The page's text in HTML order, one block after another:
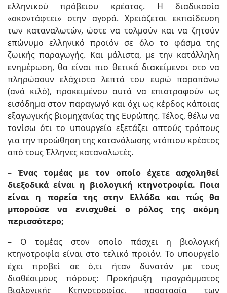
ελληνικού πρόβειου κρέατος. Η διαδικασία
«σκοντάφτει» στην αγορά. Χρειάζεται εκπαίδευση
των καταναλωτών, ώστε να τολμούν και να ζητούν
επώνυμο ελληνικό προϊόν σε όλο το φάσμα της
ζωικής παραγωγής. Και μάλιστα, με την κατάλληλη
ενημέρωση, θα είναι πιο θετικά διακείμενοι στο να
πληρώσουν ελάχιστα λεπτά του ευρώ παραπάνω
(ανά κιλό), προκειμένου αυτά να επιστραφούν ως
εισόδημα στον παραγωγό και όχι ως κέρδος κάποιας
εξαγωγικής βιομηχανίας της Ευρώπης. Τέλος, θέλω να
τονίσω ότι το υπουργείο εξετάζει απτούς τρόπους
για την προώθηση της κατανάλωσης ντόπιου κρέατος
από τους Έλληνες καταναλωτές.
– Ένας τομέας με τον οποίο έχετε ασχοληθεί
διεξοδικά είναι η βιολογική κτηνοτροφία. Ποια
είναι η πορεία της στην Ελλάδα και πώς θα
μπορούσε να ενισχυθεί ο ρόλος της ακόμη
περισσότερο;
– Ο τομέας στον οποίο πάσχει η βιολογική
κτηνοτροφία είναι στο τελικό προϊόν. Το υπουργείο
έχει προβεί σε ό,τι ήταν δυνατόν με τους
διαθέσιμους πόρους: Προκήρυξη προγράμματος
Βιολογικής Κτηνοτροφίας, προστασία των